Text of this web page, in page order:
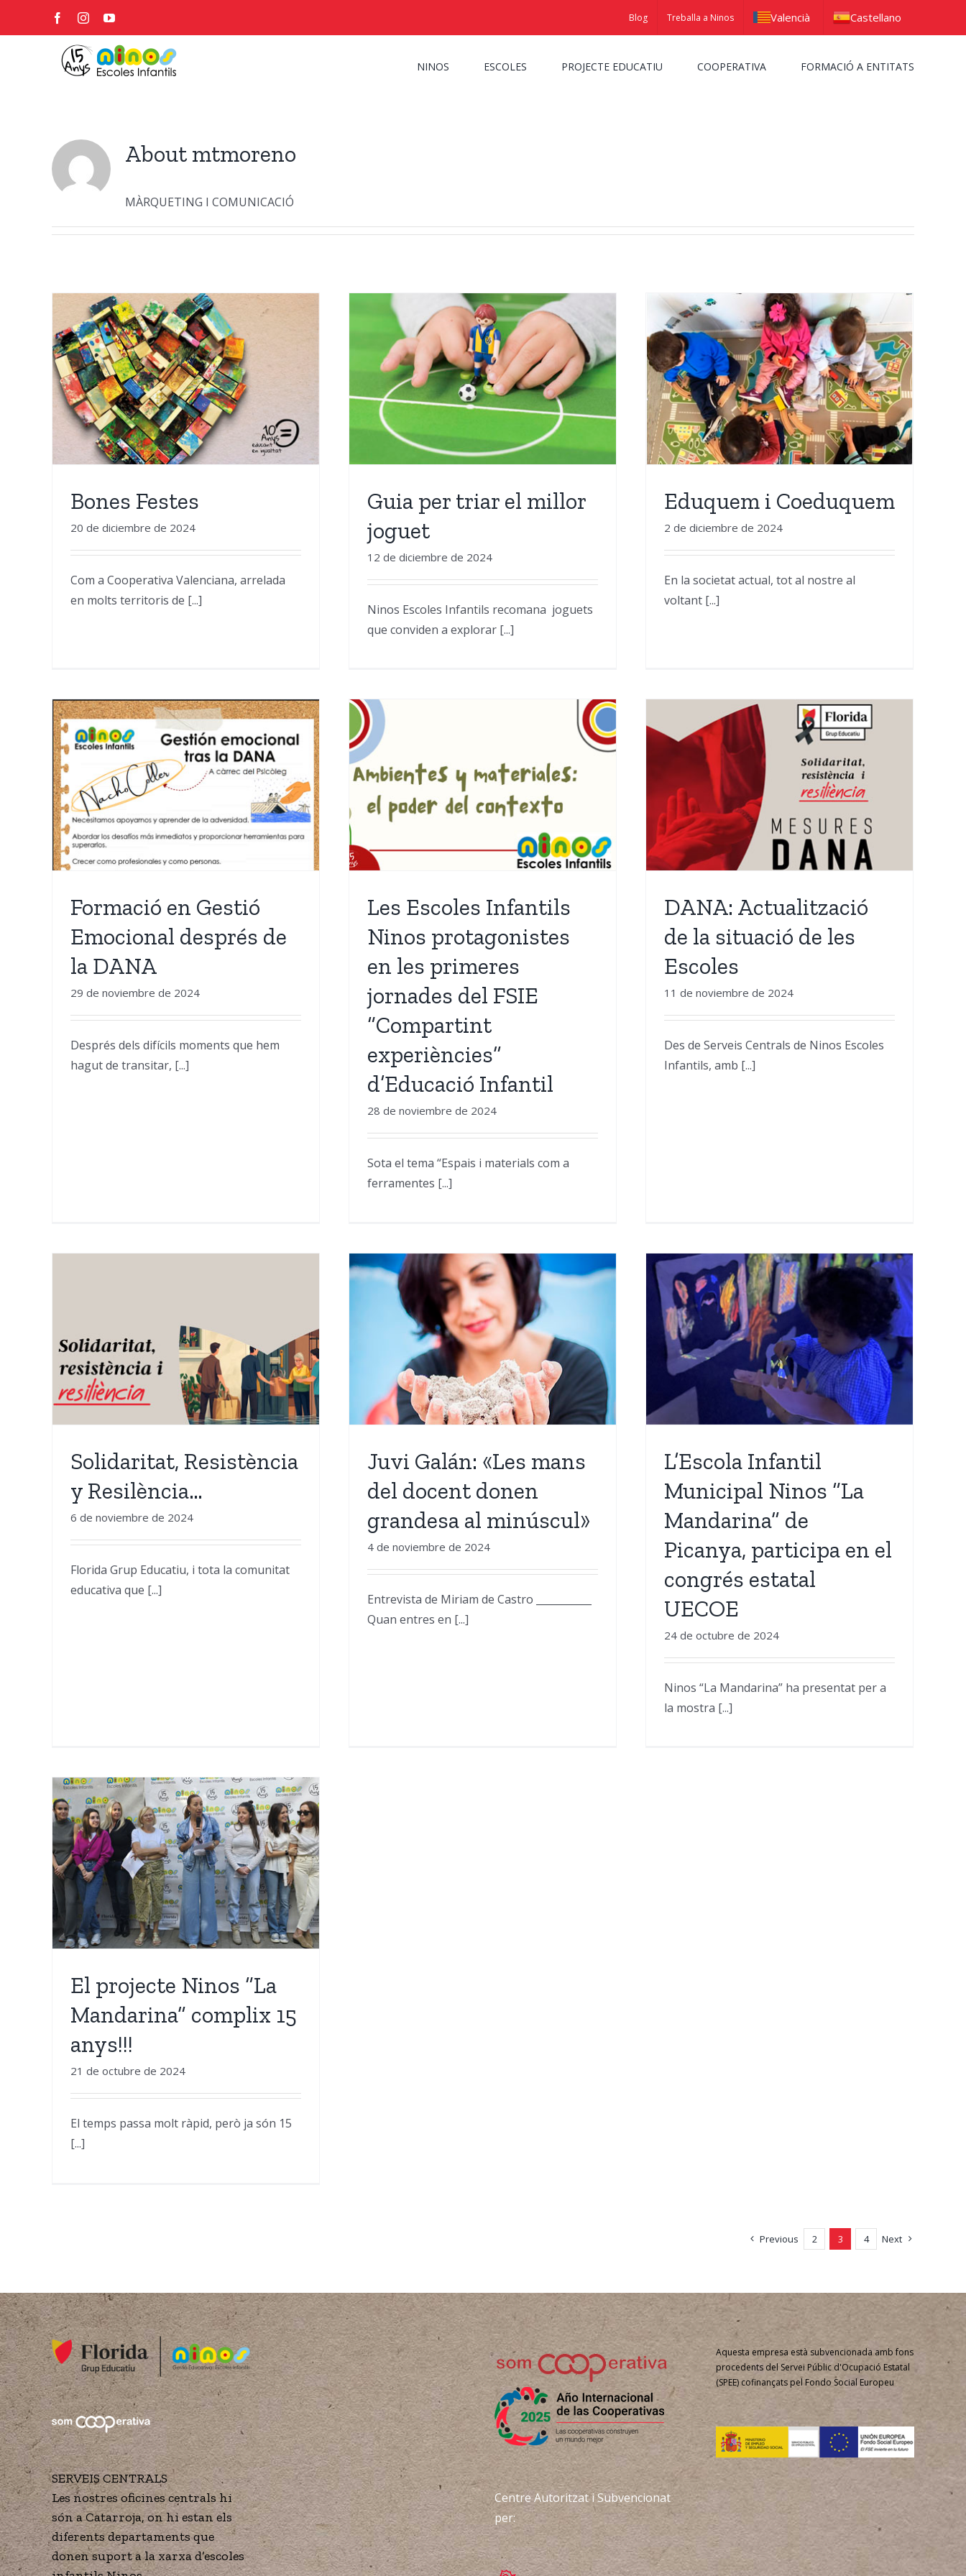
FacebookInstagramYouTube Blog Treballa a Ninos Valencià Castellano
NINOS ESCOLES PROJECTE EDUCATIU COOPERATIVA FORMACIÓ A ENTITATS
About mtmoreno
MÀRQUETING I COMUNICACIÓ
Bones Festes
20 de diciembre de 2024
Com a Cooperativa Valenciana, arrelada
en molts territoris de [...]
Guia per triar el millor
joguet
Guia per triar el millor
joguet
12 de diciembre de 2024
Ninos Escoles Infantils recomana joguets
que conviden a explorar [...]
Eduquem i Coeduquem
Eduquem i Coeduquem
2 de diciembre de 2024
En la societat actual, tot al nostre al
voltant [...]
Formació en Gestió
Emocional després de
la DANA
29 de noviembre de 2024
Després dels difícils moments que hem
hagut de transitar, [...]
Les Escoles Infantils
Ninos protagonistes en
les primeres jornades del
FSIE “Compartint
experiències” d’Educació
Infantil
Les Escoles Infantils
Ninos protagonistes
en les primeres
jornades del FSIE
“Compartint
experiències”
d’Educació Infantil
28 de noviembre de 2024
Sota el tema “Espais i materials com a
ferramentes [...]
DANA: Actualització de la
situació de les Escoles
DANA: Actualització
de la situació de les
Escoles
11 de noviembre de 2024
Des de Serveis Centrals de Ninos Escoles
Infantils, amb [...]
Solidaritat, Resistència
y Resilència…
6 de noviembre de 2024
Florida Grup Educatiu, i tota la comunitat
educativa que [...]
Juvi Galán: «Les mans del
docent donen grandesa
al minúscul»
Juvi Galán: «Les mans
del docent donen
grandesa al minúscul»
4 de noviembre de 2024
Entrevista de Miriam de Castro ___________
Quan entres en [...]
L’Escola Infantil
Municipal Ninos “La
Mandarina” de Picanya,
participa en el congrés
estatal UECOE
L’Escola Infantil
Municipal Ninos “La
Mandarina” de
Picanya, participa en el
congrés estatal
UECOE
24 de octubre de 2024
Ninos “La Mandarina” ha presentat per a
la mostra [...]
El projecte Ninos “La
Mandarina” complix 15
anys!!!
21 de octubre de 2024
El temps passa molt ràpid, però ja són 15
[...]
Previous 2 3 4 Next
SERVEIS CENTRALS
Les nostres oficines centrals hi
són a Catarroja, on hi estan els
diferents departaments que
donen suport a la xarxa d’escoles
Centre Autoritzat i Subvencionat
per:
Aquesta empresa està subvencionada amb fons
procedents del Servei Públic d'Ocupació Estatal
(SPEE) cofinançats pel Fondo Social Europeu